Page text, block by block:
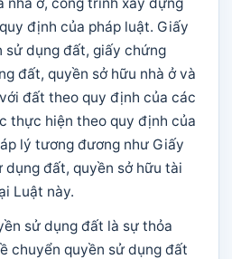
định của pháp luật. Giấy
sử dụng đất, giấy chứng
đất, quyền sở hữu nhà ở và
đất theo quy định của các
thực hiện theo quy định của
lý tương đương như Giấy
dụng đất, quyền sở hữu tài
Luật này.
sử dụng đất là sự thỏa
chuyển quyền sử dụng đất